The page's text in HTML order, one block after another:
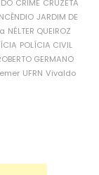
CRIME CRUZETA
JARDIM DE
NÉLTER QUEIROZ
POLÍCIA CIVIL
GERMANO
UFRN Vivaldo